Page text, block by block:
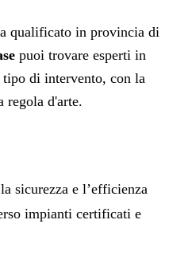
qualificato in provincia di
puoi trovare esperti in
di intervento, con la
regola d'arte.
sicurezza e l’efficienza
impianti certificati e